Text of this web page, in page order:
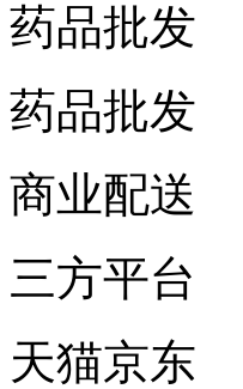
药品批发
药品批发
商业配送
三方平台
天猫京东